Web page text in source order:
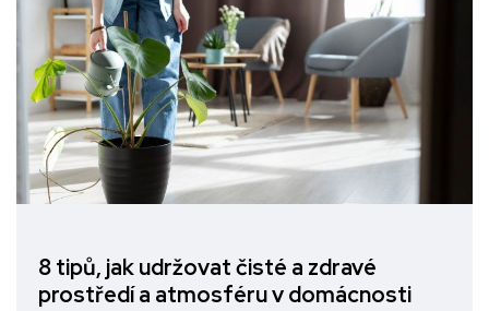
8 tipů, jak udržovat čisté a zdravé
prostředí a atmosféru v domácnosti